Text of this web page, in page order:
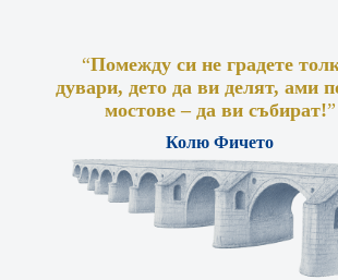
“Помежду си не градете
дувари, дето да ви делят, ами
мостове – да ви събират!”
Колю Фичето